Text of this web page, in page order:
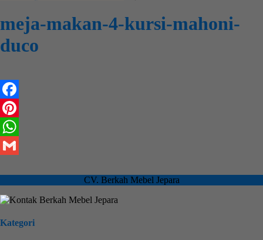
meja-makan-4-kursi-mahoni-
duco
Facebook
Pinterest
WhatsApp
CV. Berkah Mebel Jepara
Kategori